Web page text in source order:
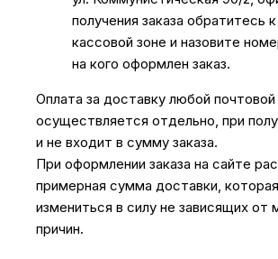
получения заказа обратитесь
кассовой зоне и назовите
на кого оформлен заказ.
Оплата за доставку любой
осуществляется отдельно, при
и не входит в сумму заказа.
При оформлении заказа на сайте
примерная сумма доставки,
измениться в силу не зависящих от
причин.